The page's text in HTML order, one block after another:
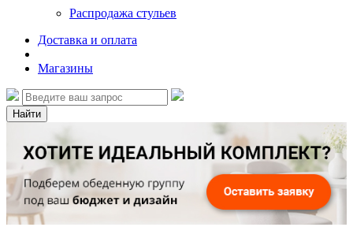
Распродажа стульев
Доставка и оплата
Магазины
Найти